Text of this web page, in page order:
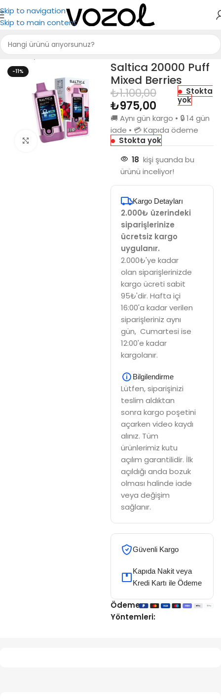
Skip to navigation
Skip to main content
Ana Sayfa Saltica Saltica 20000
-11%
Büyütmek için tıkla
Saltica 20000 Puff
Mixed Berries
₺1.100,00
₺975,00
Stokta
yok
🚚 Aynı gün kargo • 🔒 14 gün
iade • 💳 Kapıda ödeme
Stokta yok
18 kişi şuanda bu
ürünü inceliyor!
Kargo Detayları
2.000₺ üzerindeki
siparişlerinize
ücretsiz kargo
uygulanır.
2.000₺'ye kadar
olan siparişlerinizde
kargo ücreti sabit
95₺'dir. Hafta içi
16:00'a kadar verilen
siparişleriniz aynı
gün, Cumartesi ise
12:00'e kadar
kargolanır.
Bilgilendirme
Lütfen, siparişinizi
teslim aldıktan
sonra kargo poşetini
açarken video kaydı
alınız. Tüm
ürünlerimiz kutu
açılım garantilidir. İlk
açıldığı anda bozuk
olması halinde iade
veya değişim
sağlanır.
Güvenli Kargo
Kapıda Nakit veya
Kredi Kartı ile Ödeme
Ödeme
Yöntemleri: